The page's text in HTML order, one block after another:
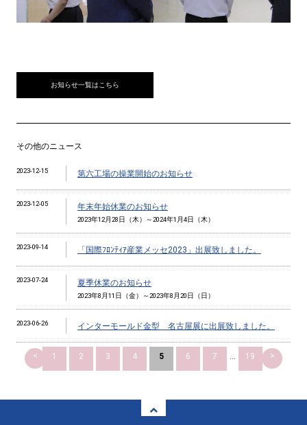
お知らせ一覧はこちら
その他のニュース
2023-12-15 第六工場の操業開始のお知らせ
2023-12-05 年末年始休業のお知らせ
2023年12月28日（木）～2024年1月4日（木）
2023-09-14 「国際ﾌﾛﾝﾃｨｱ産業メッセ2023」出展致しました。
2023-07-24 夏季休業のお知らせ
2023年8月11日（金）～2023年8月20日（日）
2023-06-26 インターモールド金型 名古屋展に出展致しました。
< 1 2 3 4 5 6 7 19 >